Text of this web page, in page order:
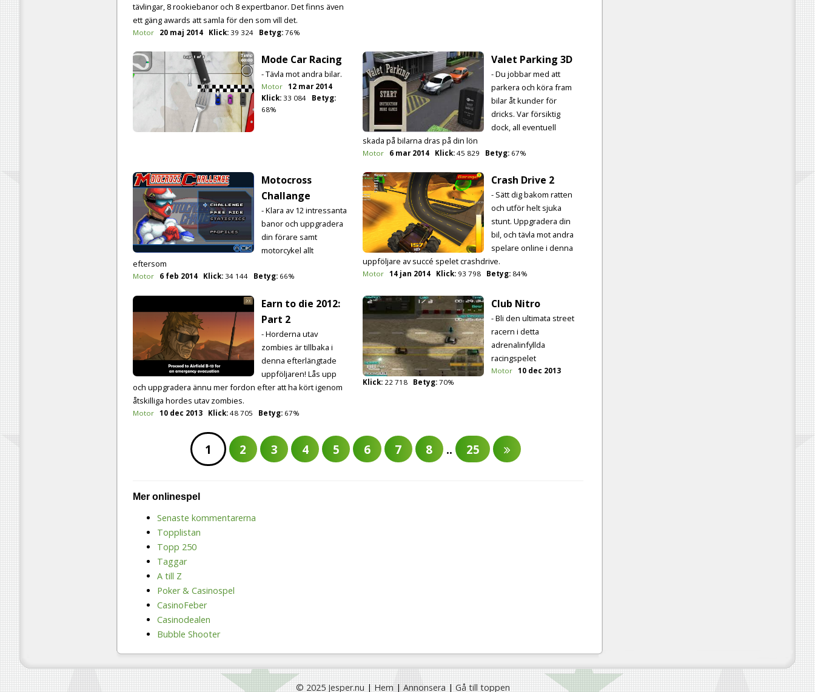
tävlingar, 8 rookiebanor och 8 expertbanor. Det finns även
ett gäng awards att samla för den som vill det.
Motor 20 maj 2014 Klick: 39 324 Betyg: 76%
Mode Car Racing
- Tävla mot andra bilar.
Motor 12 mar 2014
Klick: 33 084
Betyg:
68%
Valet Parking 3D
- Du jobbar med att
parkera och köra fram
bilar åt kunder för
dricks. Var försiktig
dock, all eventuell
skada på bilarna dras på din lön
Motor 6 mar 2014 Klick:45 829 Betyg: 67%
Motocross
Challange
- Klara av 12 intressanta
banor och uppgradera
din förare samt
motorcykel allt
eftersom
Motor 6 feb 2014 Klick: 34 144 Betyg: 66%
Crash Drive 2
- Sätt dig bakom ratten
och utför helt sjuka
stunt. Uppgradera din
bil, och tävla mot andra
spelare online i denna
uppföljare av succé spelet crashdrive.
Motor 14 jan 2014 Klick:93 798 Betyg: 84%
Earn to die 2012:
Part 2
- Horderna utav
zombies är tillbaka i
denna efterlängtade
uppföljaren! Lås upp
och uppgradera ännu mer fordon efter att ha kört igenom
åtskilliga hordes utav zombies.
Motor 10 dec 2013 Klick: 48 705 Betyg: 67%
Club Nitro
- Bli den ultimata street
racern i detta
adrenalinfyllda
racingspelet
Motor
10 dec 2013
Klick:22 718 Betyg: 70%
1 2 3 4 5 6 7 8 .. 25
Mer onlinespel
Senaste kommentarerna
Topplistan
Topp 250
Taggar
A till Z
Poker & Casinospel
CasinoFeber
Casinodealen
Bubble Shooter
© 2025 Jesper.nu|Hem|Annonsera|Gå till toppen